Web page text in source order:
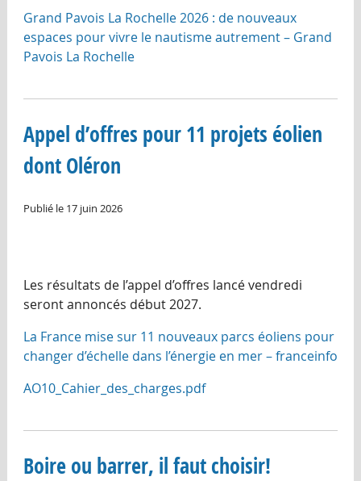
Grand Pavois La Rochelle 2026 : de nouveaux
espaces pour vivre le nautisme autrement – Grand
Pavois La Rochelle
Appel d’offres pour 11 projets éolien
dont Oléron
Publié le 17 juin 2026
Les résultats de l’appel d’offres lancé vendredi
seront annoncés début 2027.
La France mise sur 11 nouveaux parcs éoliens pour
changer d’échelle dans l’énergie en mer – franceinfo
AO10_Cahier_des_charges.pdf
Boire ou barrer, il faut choisir!